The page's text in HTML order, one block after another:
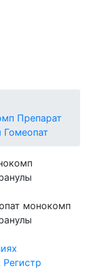
Препарат
монокомп